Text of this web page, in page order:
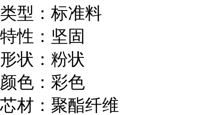
类型：标准料
特性：坚固
形状：粉状
颜色：彩色
芯材：聚酯纤维